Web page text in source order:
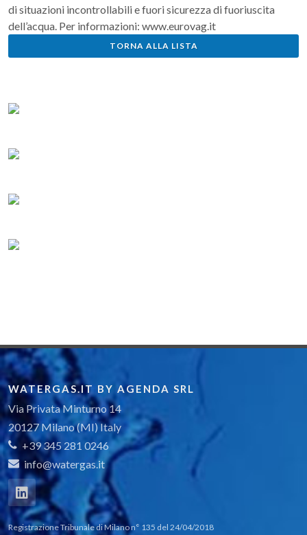
di situazioni incontrollabili e fuori sicurezza di fuoriuscita
dell’acqua. Per informazioni: www.eurovag.it
TORNA ALLA LISTA
WATERGAS.IT BY AGENDA SRL
Via Privata Minturno 14
20127 Milano (MI) Italy
+39 345 281 0246
info@watergas.it
Registrazione Tribunale di Milano n° 135 del 24/04/2018